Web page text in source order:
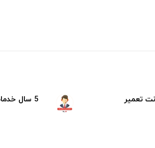
5 سال خدمات پس از فروش